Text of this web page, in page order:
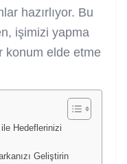
hazırlıyor. Bu
işimizi yapma
konum elde etme
Hedeflerinizi
Geliştirin